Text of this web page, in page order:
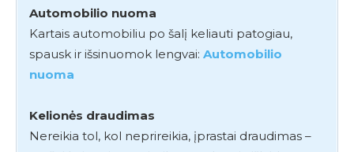
Automobilio nuoma
Kartais automobiliu po šalį keliauti patogiau,
spausk ir išsinuomok lengvai: Automobilio
nuoma
Kelionės draudimas
Nereikia tol, kol neprireikia, įprastai draudimas –